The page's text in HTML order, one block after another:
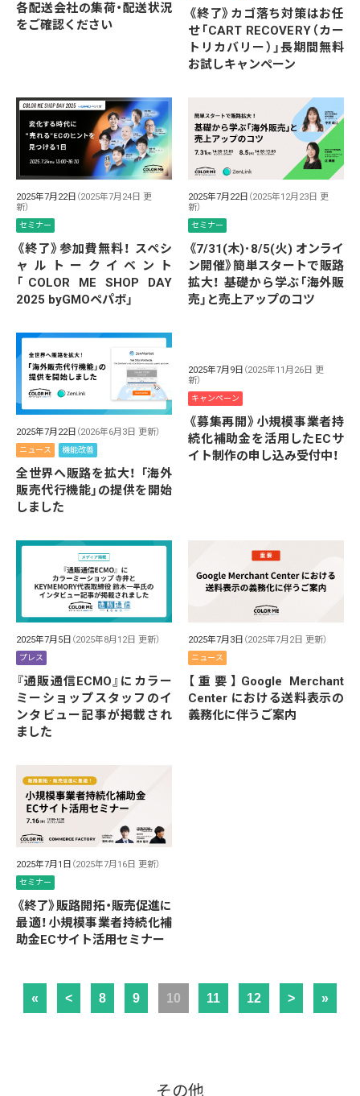
各配送会社の集荷・配送状況
をご確認ください
《終了》カゴ落ち対策はお任
せ「CART RECOVERY（カー
トリカバリー）」長期間無料
お試しキャンペーン
2025年7月22日 （2025年7月24日 更
新）
セミナー
《終了》参加費無料！ スペシ
ャルトークイベント
「COLOR ME SHOP DAY
2025 byGMOペパボ」
2025年7月22日 （2025年12月23日 更
新）
セミナー
《7/31(木)･8/5(火) オンライ
ン開催》簡単スタートで販路
拡大！ 基礎から学ぶ「海外販
売」と売上アップのコツ
2025年7月22日 （2026年6月3日 更新）
ニュース 機能改善
全世界へ販路を拡大！ 「海外
販売代行機能」の提供を開始
しました
2025年7月9日 （2025年11月26日 更
新）
キャンペーン
《募集再開》小規模事業者持
続化補助金を活用したECサ
イト制作の申し込み受付中！
2025年7月5日 （2025年8月12日 更新）
プレス
『通販通信ECMO』にカラー
ミーショップスタッフのイ
ンタビュー記事が掲載され
ました
2025年7月3日 （2025年7月2日 更新）
ニュース
【重要】Google Merchant
Center における送料表示の
義務化に伴うご案内
2025年7月1日 （2025年7月16日 更新）
セミナー
《終了》販路開拓・販売促進に
最適！小規模事業者持続化補
助金ECサイト活用セミナー
« < 8 9 10 11 12 > »
その他